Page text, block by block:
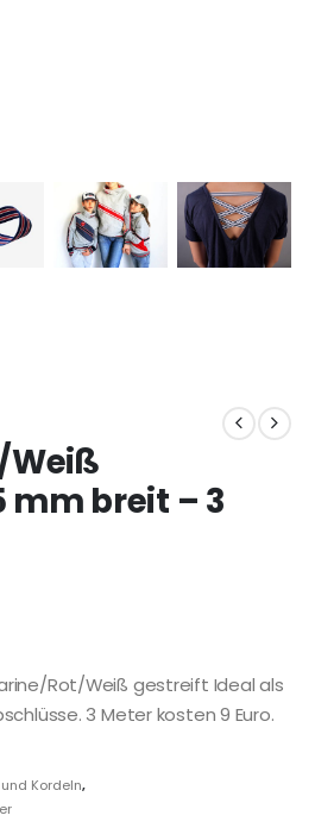
mm breit – 3
Rot/Weiß gestreift Ideal als
3 Meter kosten 9 Euro.
Kordeln,